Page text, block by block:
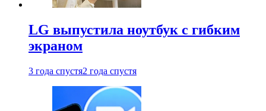
LG выпустила ноутбук с гибким
экраном
3 года спустя2 года спустя